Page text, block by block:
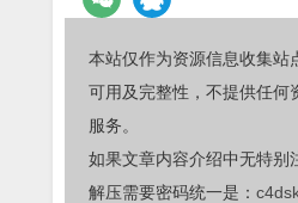
本站仅作为资源信息收集站
可用及完整性，不提供任何
服务。
如果文章内容介绍中无特别
解压需要密码统一是：